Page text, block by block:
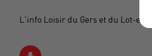
L'info Loisir du Gers et du Lot-et-